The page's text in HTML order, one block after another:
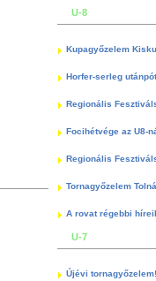
U-8
Kupagyőzelem
Horfer-serleg
Regionális
Focihétvége az U8-
Regionális
Tornagyőzelem
A rovat régebbi
U-7
Újévi tornagyőzelem!